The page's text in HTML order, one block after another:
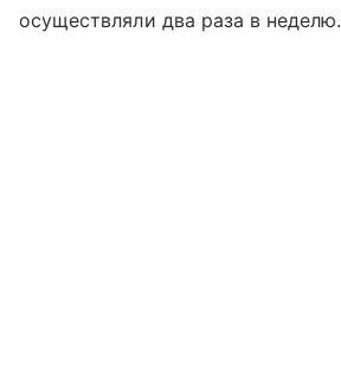
осуществляли два раза в неделю.